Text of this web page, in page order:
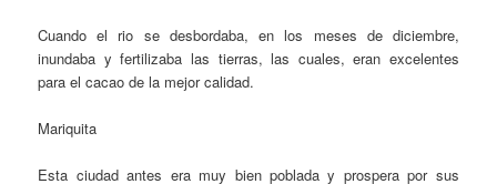
Cuando el rio se desbordaba, en los meses de diciembre,
inundaba y fertilizaba las tierras, las cuales, eran excelentes
para el cacao de la mejor calidad.
Mariquita
Esta ciudad antes era muy bien poblada y prospera por sus